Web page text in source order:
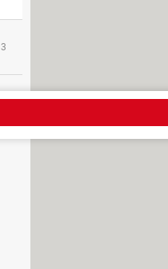
3